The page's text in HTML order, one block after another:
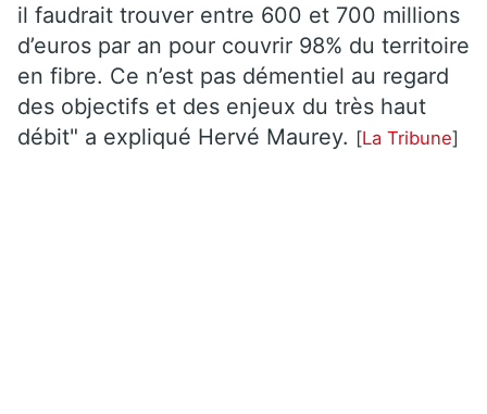
il faudrait trouver entre 600 et 700 millions
d’euros par an pour couvrir 98% du territoire
en fibre. Ce n’est pas démentiel au regard
des objectifs et des enjeux du très haut
débit" a expliqué Hervé Maurey. [La Tribune]